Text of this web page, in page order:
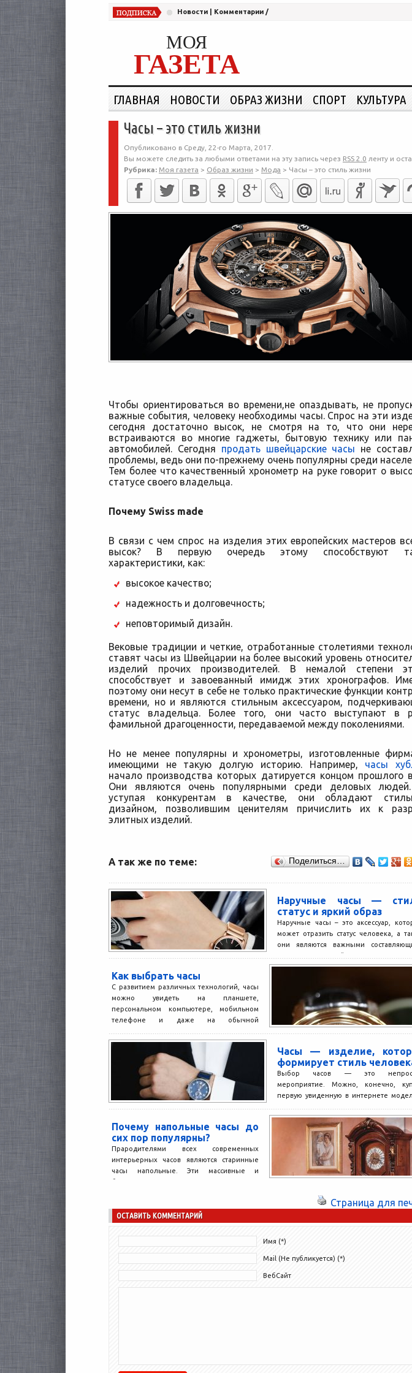
Новости Комментарии /
МОЯ
ГАЗЕТА
ГЛАВНАЯ НОВОСТИ ОБРАЗ ЖИЗНИ СПОРТ КУЛЬТУРА
Часы – это стиль жизни
Опубликовано в Среду, 22-го Марта, 2017.
Вы можете следить за любыми ответами на эту запись через RSS 2.0 ленту и
Рубрика: Моя газета > Образ жизни > Мода > Часы – это стиль жизни
Чтобы ориентироваться во времени,не опаздывать, не
важные события, человеку необходимы часы. Спрос на эти
сегодня достаточно высок, не смотря на то, что они
встраиваются во многие гаджеты, бытовую технику или
автомобилей. Сегодня продать швейцарские часы не
проблемы, ведь они по-прежнему очень популярны среди
Тем более что качественный хронометр на руке говорит о
статусе своего владельца.
Почему Swiss made
В связи с чем спрос на изделия этих европейских мастеров
высок? В первую очередь этому способствуют
характеристики, как:
высокое качество;
надежность и долговечность;
неповторимый дизайн.
Вековые традиции и четкие, отработанные столетиями
ставят часы из Швейцарии на более высокий уровень
изделий прочих производителей. В немалой степени
способствует и завоеванный имидж этих хронографов.
поэтому они несут в себе не только практические функции
времени, но и являются стильным аксессуаром,
статус владельца. Более того, они часто выступают в
фамильной драгоценности, передаваемой между поколениями.
Но не менее популярны и хронометры, изготовленные
имеющими не такую долгую историю. Например, часы
начало производства которых датируется концом прошлого
Они являются очень популярными среди деловых
уступая конкурентам в качестве, они обладают
дизайном, позволившим ценителям причислить их к
элитных изделий.
А так же по теме: Поделиться…
Наручные часы —
статус и яркий образ
Наручные часы – это аксессуар,
может отразить статус человека, а
они являются важными
имиджа. На данный момент...
Как выбрать часы
С развитием различных технологий, часы
можно увидеть на планшете,
персональном компьютере, мобильном
телефоне и даже на обычной
Часы — изделие,
формирует стиль
Выбор часов — это
мероприятие. Можно, конечно,
первую увиденную в интернете
Почему напольные часы до
сих пор популярны?
Прародителями всех современных
интерьерных часов являются старинные
часы напольные. Эти массивные и
благородные механические часы
Страница для
ОСТАВИТЬ КОММЕНТАРИЙ
Имя (*)
Mail (Не публикуется) (*)
ВебСайт